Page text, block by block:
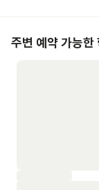
주변 예약 가능한